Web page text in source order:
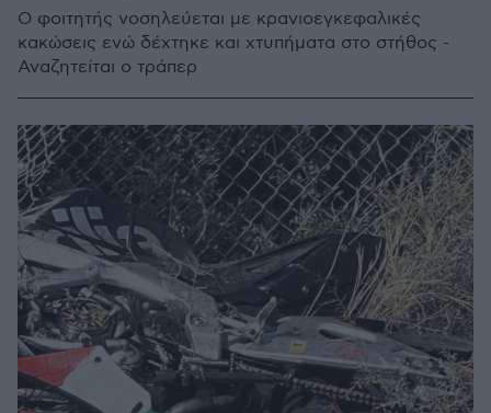
O φοιτητής νοσηλεύεται με κρανιοεγκεφαλικές
κακώσεις ενώ δέχτηκε και χτυπήματα στο στήθος -
Αναζητείται ο τράπερ